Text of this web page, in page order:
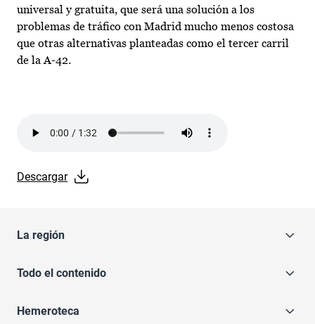
universal y gratuita, que será una solución a los
problemas de tráfico con Madrid mucho menos costosa
que otras alternativas planteadas como el tercer carril
de la A-42.
Descargar
La región
Todo el contenido
Hemeroteca